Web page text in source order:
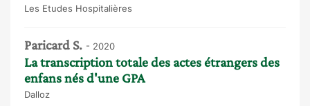
Les Etudes Hospitalières
Paricard S. - 2020
La transcription totale des actes étrangers des
enfans nés d'une GPA
Dalloz